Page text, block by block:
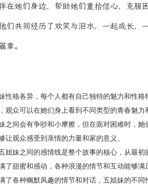
在她们身边，帮助她们重拾信心，克服
们共同经历了欢笑与泪水，一起成长，
章。
性格各异，每个人都有自己独特的魅力和性
观众可以在她们身上看到不同类型的青春魅力
之间会有争吵和小摩擦，但在面对困难时，
让观众感受到亲情的力量和家的意义。
姐妹之间的感情线是整个故事的核心，从最
了甜蜜和感动，各种浪漫的情节和互动能够满
了各种幽默风趣的情节和对话，五姐妹的不